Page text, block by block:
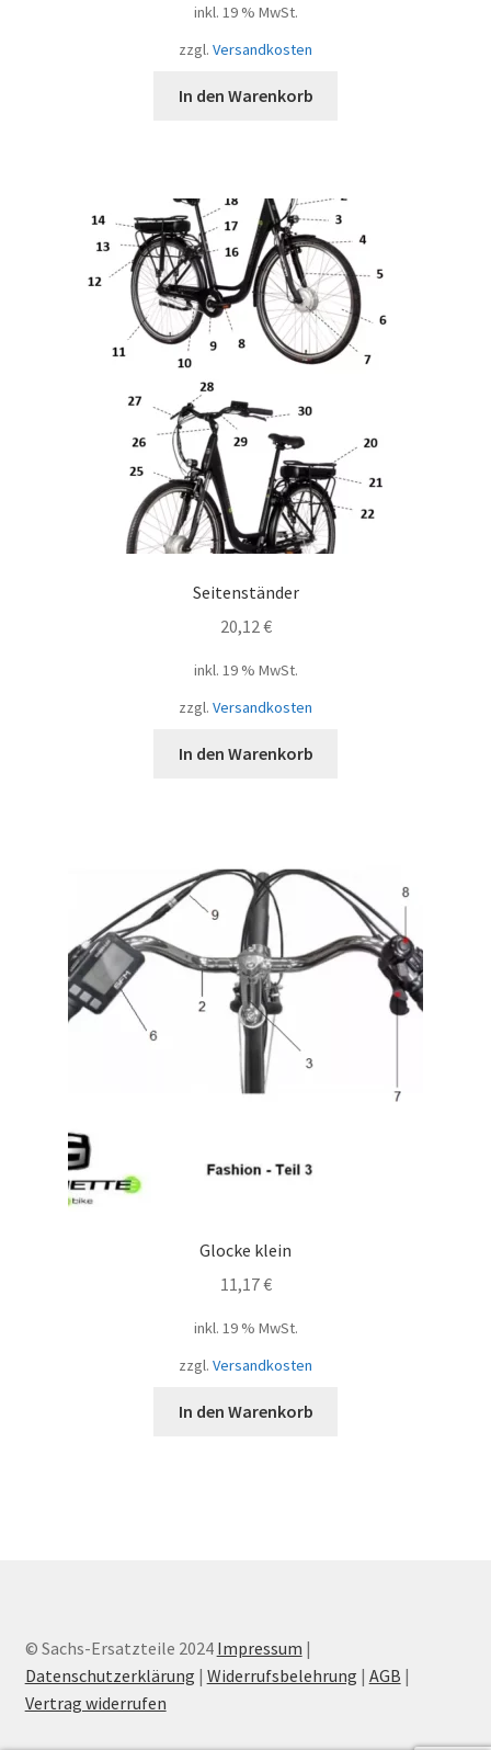
inkl. 19 % MwSt.
zzgl. Versandkosten
In den Warenkorb
Seitenständer
20,12 €
inkl. 19 % MwSt.
zzgl. Versandkosten
In den Warenkorb
Glocke klein
11,17€
inkl. 19 % MwSt.
zzgl. Versandkosten
In den Warenkorb
© Sachs-Ersatzteile 2024 Impressum |
Datenschutzerklärung | Widerrufsbelehrung | AGB |
Vertrag widerrufen